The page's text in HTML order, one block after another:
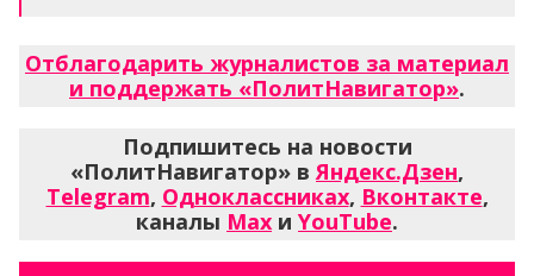
Отблагодарить журналистов за материал
и поддержать «ПолитНавигатор».
Подпишитесь на новости
«ПолитНавигатор» вЯндекс.Дзен,
Telegram, Одноклассниках, Вконтакте,
каналы Max и YouTube.